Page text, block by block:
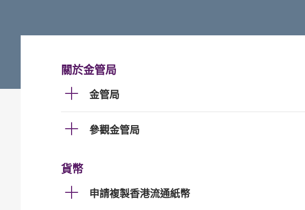
關於金管局
金管局
參觀金管局
貨幣
申請複製香港流通紙幣